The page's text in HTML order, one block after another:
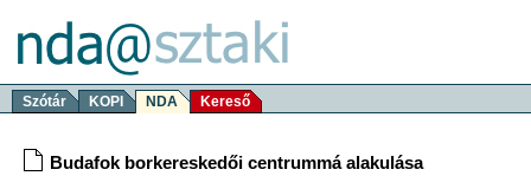
Szótár KOPI NDA Kereső
Budafok borkereskedői centrummá alakulása